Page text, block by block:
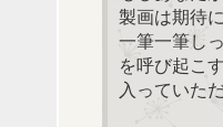
製画は期待
一筆一筆し
を呼び起こ
入っていた